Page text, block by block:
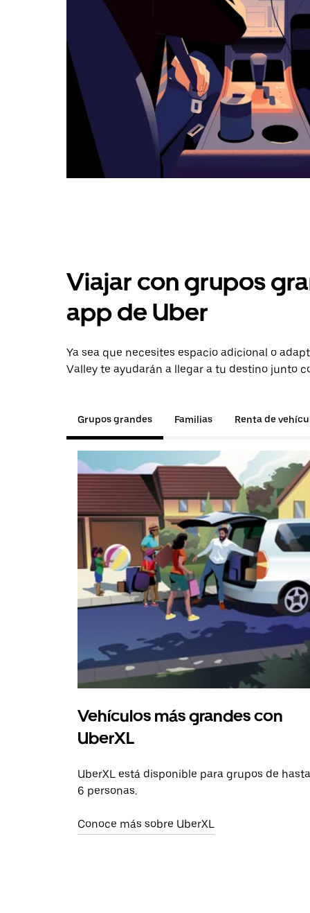
Viajar con grupos
app de Uber
Ya sea que necesites espacio adicional o
Valley te ayudarán a llegar a tu destino junto
Grupos grandes Familias Renta de
Vehículos más grandes con
UberXL
UberXL está disponible para grupos de hasta
6 personas.
Conoce más sobre UberXL